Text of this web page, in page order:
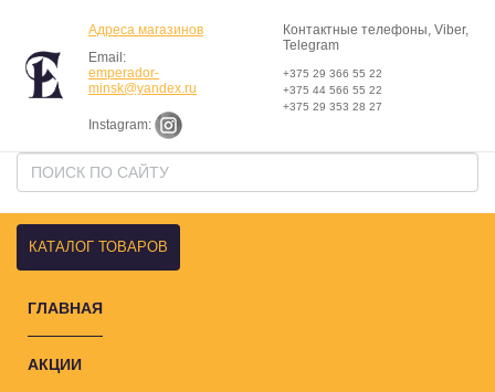
Адреса магазинов
Email:
emperador-
minsk@yandex.ru
Instagram:
Контактные телефоны, Viber,
Telegram
+375 29 366 55 22
+375 44 566 55 22
+375 29 353 28 27
КАТАЛОГ ТОВАРОВ
ГЛАВНАЯ
АКЦИИ